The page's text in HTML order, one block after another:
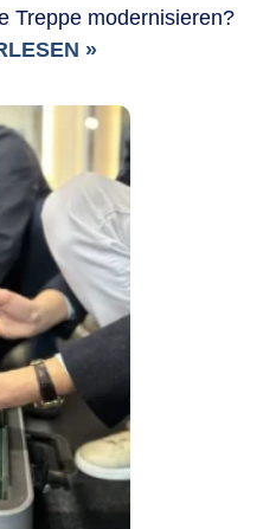
Treppe modernisieren?
»